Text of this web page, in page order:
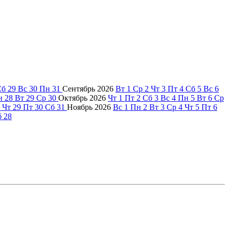
29 Вс 30 Пн 31 Сентябрь 2026 Вт 1 Ср 2 Чт 3 Пт 4 Сб 5 Вс 6
28 Вт 29 Ср 30 Октябрь 2026 Чт 1 Пт 2 Сб 3 Вс 4 Пн 5 Вт 6 Ср
Чт 29 Пт 30 Сб 31 Ноябрь 2026 Вс 1 Пн 2 Вт 3 Ср 4 Чт 5 Пт 6
28